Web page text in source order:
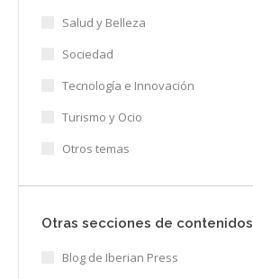
Salud y Belleza
Sociedad
Tecnología e Innovación
Turismo y Ocio
Otros temas
Otras secciones de contenidos
Blog de Iberian Press